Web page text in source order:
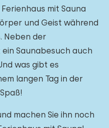
mit Sauna
und Geist während
Neben der
Saunabesuch auch
was gibt es
langen Tag in der
machen Sie ihn noch